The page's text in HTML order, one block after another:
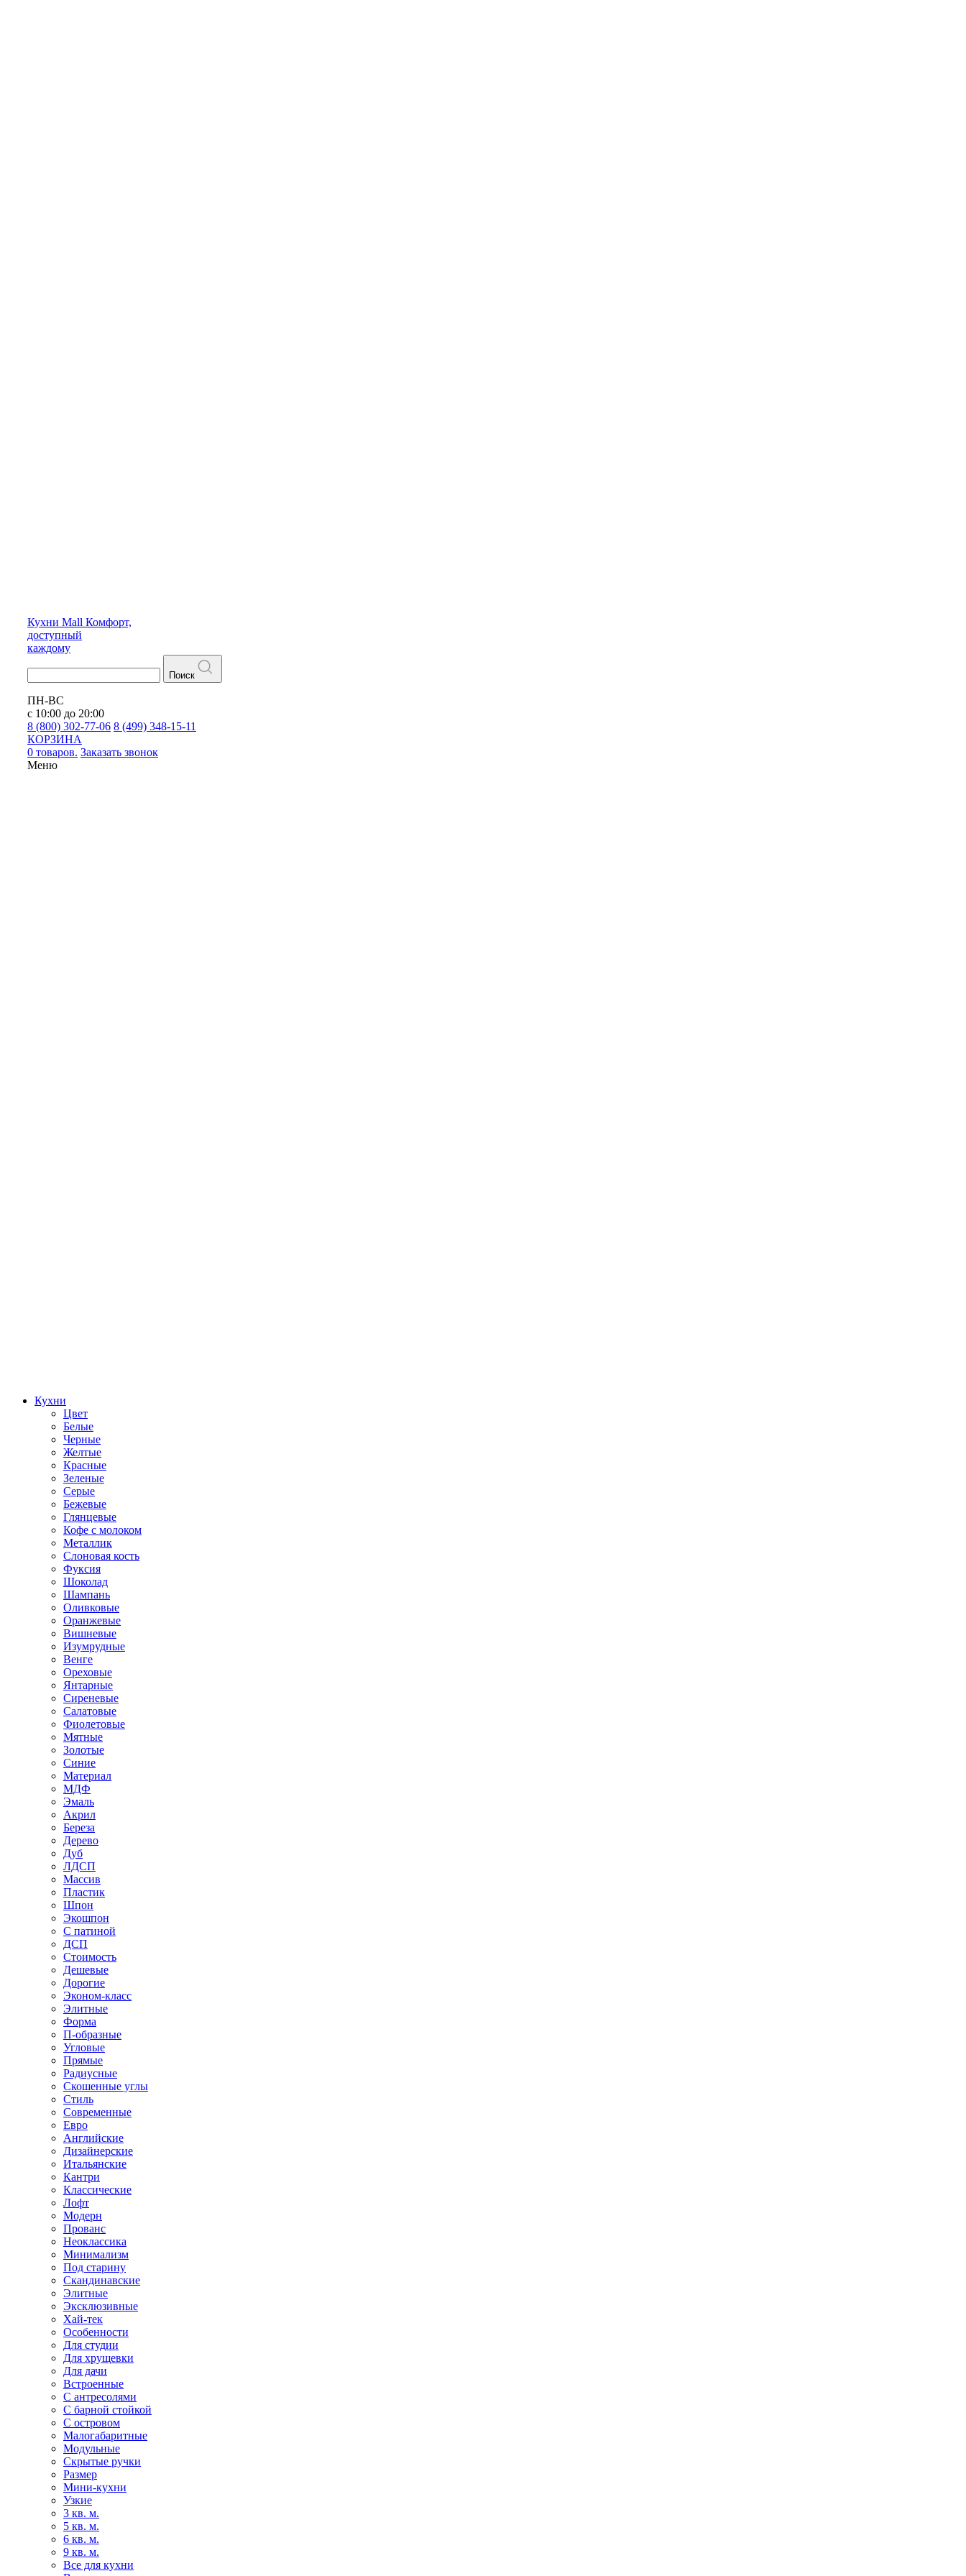
Кухни Mall Комфорт,
доступный
каждому
Поиск
ПН-ВС
с 10:00 до 20:00
8 (800) 302-77-06 8 (499) 348-15-11
КОРЗИНА
0 товаров. Заказать звонок
Меню
Кухни
Цвет
Белые
Черные
Желтые
Красные
Зеленые
Серые
Бежевые
Глянцевые
Кофе с молоком
Металлик
Слоновая кость
Фуксия
Шоколад
Шампань
Оливковые
Оранжевые
Вишневые
Изумрудные
Венге
Ореховые
Янтарные
Сиреневые
Салатовые
Фиолетовые
Мятные
Золотые
Синие
Материал
МДФ
Эмаль
Акрил
Береза
Дерево
Дуб
ЛДСП
Массив
Пластик
Шпон
Экошпон
С патиной
ДСП
Стоимость
Дешевые
Дорогие
Эконом-класс
Элитные
Форма
П-образные
Угловые
Прямые
Радиусные
Скошенные углы
Стиль
Современные
Евро
Английские
Дизайнерские
Итальянские
Кантри
Классические
Лофт
Модерн
Прованс
Неоклассика
Минимализм
Под старину
Скандинавские
Элитные
Эксклюзивные
Хай-тек
Особенности
Для студии
Для хрущевки
Для дачи
Встроенные
С антресолями
С барной стойкой
С островом
Малогабаритные
Модульные
Скрытые ручки
Размер
Мини-кухни
Узкие
3 кв. м.
5 кв. м.
6 кв. м.
9 кв. м.
Все для кухни